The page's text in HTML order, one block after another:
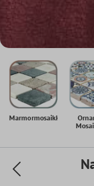
Marmormosaikk